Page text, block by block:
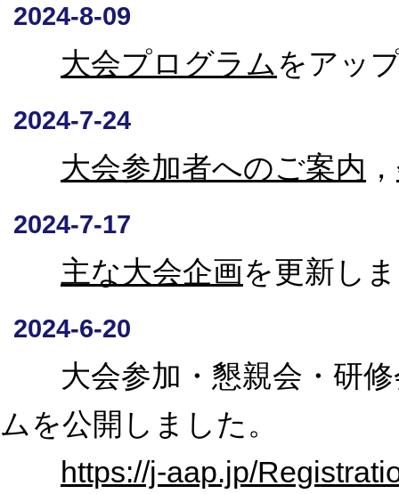
2024-8-09
大会プログラム をアッ
2024-7-24
大会参加者へのご案内 ，
2024-7-17
主な大会企画を更新し
2024-6-20
大会参加・懇親会・研修
ムを公開しました。
https://j-aap.jp/